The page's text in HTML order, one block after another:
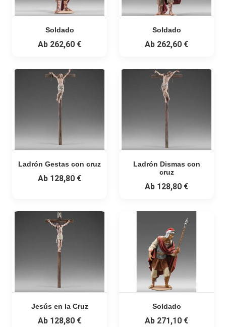
Soldado
Ab 262,60 €
Soldado
Ab 262,60 €
Ladrón Gestas con cruz
Ab 128,80 €
Ladrón Dismas con
cruz
Ab 128,80 €
Jesús en la Cruz
Ab 128,80 €
Soldado
Ab 271,10 €